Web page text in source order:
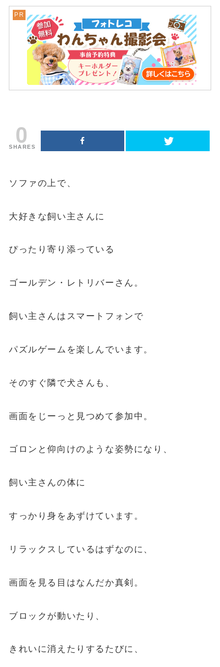
0
SHARES
ソファの上で、
大好きな飼い主さんに
ぴったり寄り添っている
ゴールデン・レトリバーさん。
飼い主さんはスマートフォンで
パズルゲームを楽しんでいます。
そのすぐ隣で犬さんも、
画面をじーっと見つめて参加中。
ゴロンと仰向けのような姿勢になり、
飼い主さんの体に
すっかり身をあずけています。
リラックスしているはずなのに、
画面を見る目はなんだか真剣。
ブロックが動いたり、
きれいに消えたりするたびに、